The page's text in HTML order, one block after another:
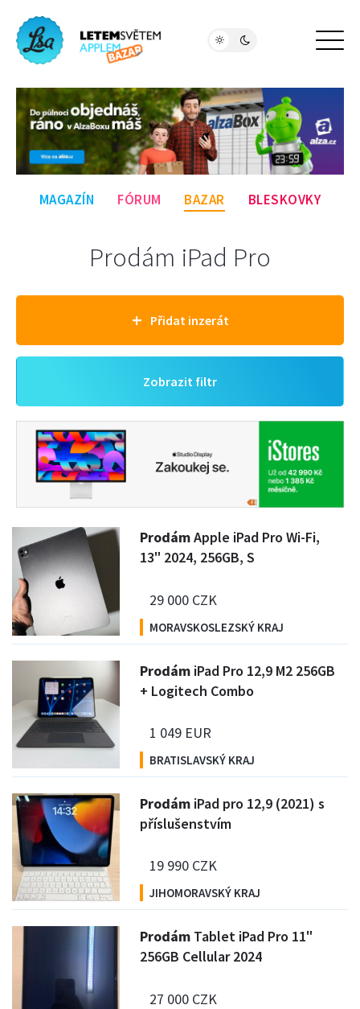
MAGAZÍN FÓRUM BAZAR BLESKOVKY
Prodám iPad Pro
+ Přidat inzerát
Zobrazit filtr
ProdámApple iPad Pro Wi-Fi,
13" 2024, 256GB, S
29 000 CZK
MORAVSKOSLEZSKÝ KRAJ
Prodám iPad Pro 12,9 M2 256GB
+ Logitech Combo
1 049 EUR
BRATISLAVSKÝ KRAJ
Prodám iPad pro 12,9 (2021) s
příslušenstvím
19 990 CZK
JIHOMORAVSKÝ KRAJ
Prodám Tablet iPad Pro 11"
256GB Cellular 2024
27 000 CZK